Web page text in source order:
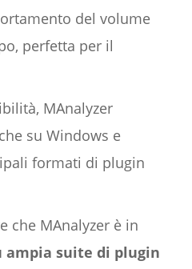
del volume
perfetta per il
MAnalyzer
su Windows e
formati di plugin
che MAnalyzer è in
ampia suite di plugin